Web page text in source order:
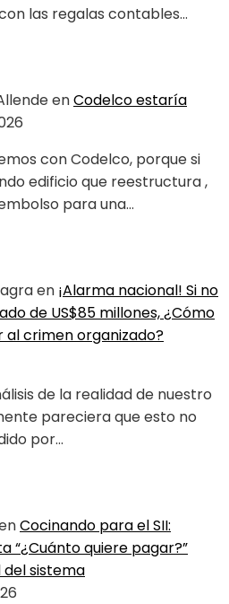
las regalas contables…
enCodelco estaría
con Codelco, porque si
edificio que reestructura ,
para una…
en ¡Alarma nacional! Si no
de US$85 millones, ¿Cómo
crimen organizado?
de la realidad de nuestro
pareciera que esto no
por…
Cocinando para el SII:
“¿Cuánto quiere pagar?”
sistema